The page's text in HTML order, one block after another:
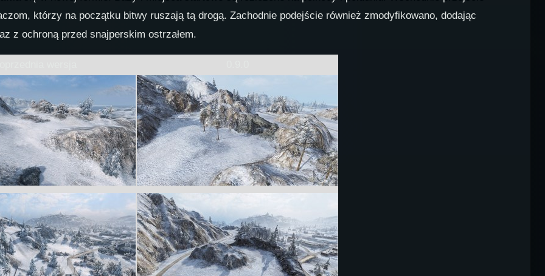
którzy na początku bitwy ruszają tą drogą. Zachodnie podejście również zmodyfikowano, dodając
z ochroną przed snajperskim ostrzałem.